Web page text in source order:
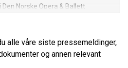
Norske Opera & Ballett
alle våre siste pressemeldinger,
og annen relevant